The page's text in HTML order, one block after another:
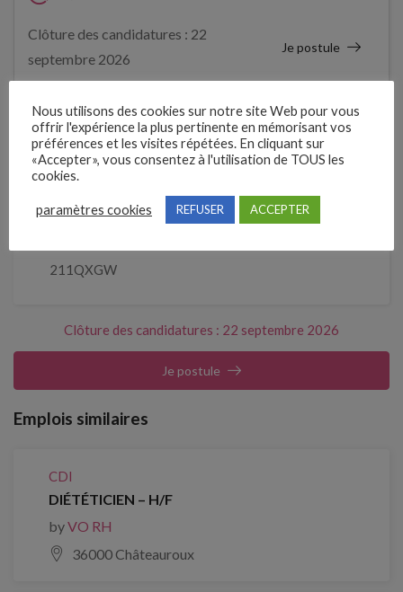
Clôture des candidatures : 22
septembre 2026
Je postule
Détails de l’offre
Entreprise qui propose l'emploi
CMPP La Camina
211QXGW
Clôture des candidatures : 22 septembre 2026
Je postule
Emplois similaires
CDI
DIÉTÉTICIEN – H/F
byVO RH
36000 Châteauroux
Nous utilisons des cookies sur notre site Web pour vous
offrir l'expérience la plus pertinente en mémorisant vos
préférences et les visites répétées. En cliquant sur
«Accepter», vous consentez à l'utilisation de TOUS les
cookies.
paramètres cookies REFUSER ACCEPTER